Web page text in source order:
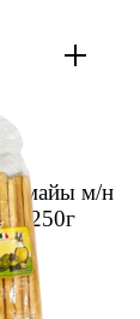
майы м/н
250г